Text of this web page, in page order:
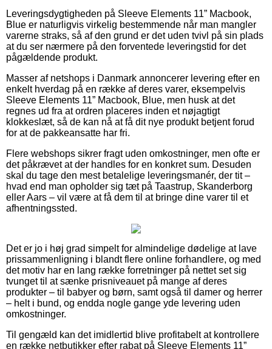
Leveringsdygtigheden på Sleeve Elements 11” Macbook,
Blue er naturligvis virkelig bestemmende når man mangler
varerne straks, så af den grund er det uden tvivl på sin plads
at du ser nærmere på den forventede leveringstid for det
pågældende produkt.
Masser af netshops i Danmark annoncerer levering efter en
enkelt hverdag på en række af deres varer, eksempelvis
Sleeve Elements 11” Macbook, Blue, men husk at det
regnes ud fra at ordren placeres inden et nøjagtigt
klokkeslæt, så de kan nå at få dit nye produkt betjent forud
for at de pakkeansatte har fri.
Flere webshops sikrer fragt uden omkostninger, men ofte er
det påkrævet at der handles for en konkret sum. Desuden
skal du tage den mest betalelige leveringsmanér, der tit –
hvad end man opholder sig tæt på Taastrup, Skanderborg
eller Aars – vil være at få dem til at bringe dine varer til et
afhentningssted.
Det er jo i høj grad simpelt for almindelige dødelige at lave
prissammenligning i blandt flere online forhandlere, og med
det motiv har en lang række forretninger på nettet set sig
tvunget til at sænke prisniveauet på mange af deres
produkter – til babyer og børn, samt også til damer og herrer
– helt i bund, og endda nogle gange yde levering uden
omkostninger.
Til gengæld kan det imidlertid blive profitabelt at kontrollere
en række netbutikker efter rabat på Sleeve Elements 11”